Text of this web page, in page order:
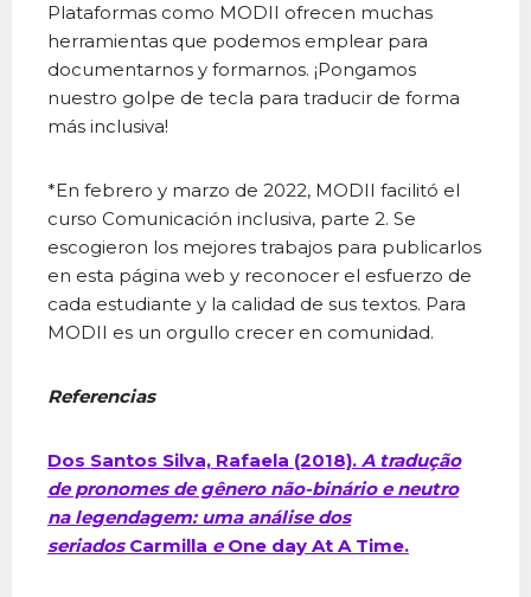
Plataformas como MODII ofrecen muchas
herramientas que podemos emplear para
documentarnos y formarnos. ¡Pongamos
nuestro golpe de tecla para traducir de forma
más inclusiva!
*En febrero y marzo de 2022, MODII facilitó el
curso Comunicación inclusiva, parte 2. Se
escogieron los mejores trabajos para publicarlos
en esta página web y reconocer el esfuerzo de
cada estudiante y la calidad de sus textos. Para
MODII es un orgullo crecer en comunidad.
Referencias
Dos Santos Silva, Rafaela (2018). A tradução
de pronomes de gênero não-binário e neutro
na legendagem: uma análise dos
seriados Carmilla e One day At A Time.